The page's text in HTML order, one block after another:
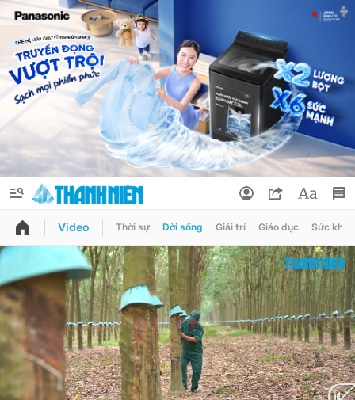
QUẢNG CÁO
Chuyên mục
Chuyên mục khác
Thông tin tài khoản
Đổi mật khẩu
Tin đã lưu
Tin đã xem
Video Thời sự Đời sống Giải trí Giáo dục Sức khỏe